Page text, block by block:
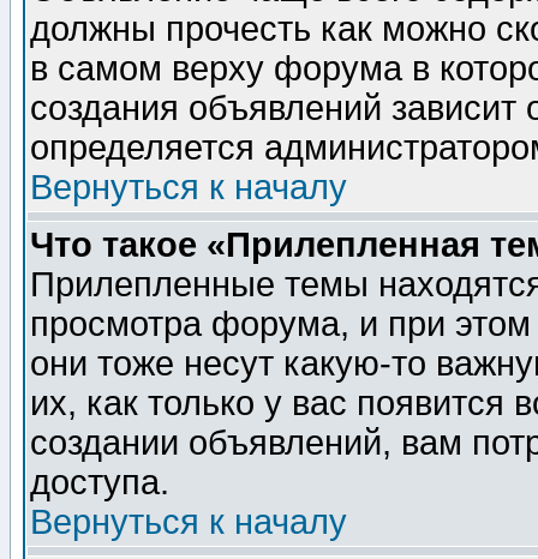
должны прочесть как можно
в самом верху форума в
создания объявлений зависит
определяется
Вернуться к началу
Что такое «Прилепленная
Прилепленные темы
просмотра форума, и при
они тоже несут какую-то
их, как только у вас появится
создании объявлений, вам
доступа.
Вернуться к началу